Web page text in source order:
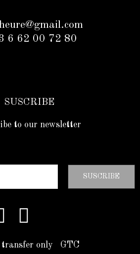
6 62 00 72 80
SUSCRIBE
to our newsletter
SUSCRIBE
transfer only GTC